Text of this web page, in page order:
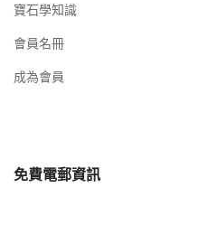
寶石學知識
會員名冊
成為會員
免費電郵資訊